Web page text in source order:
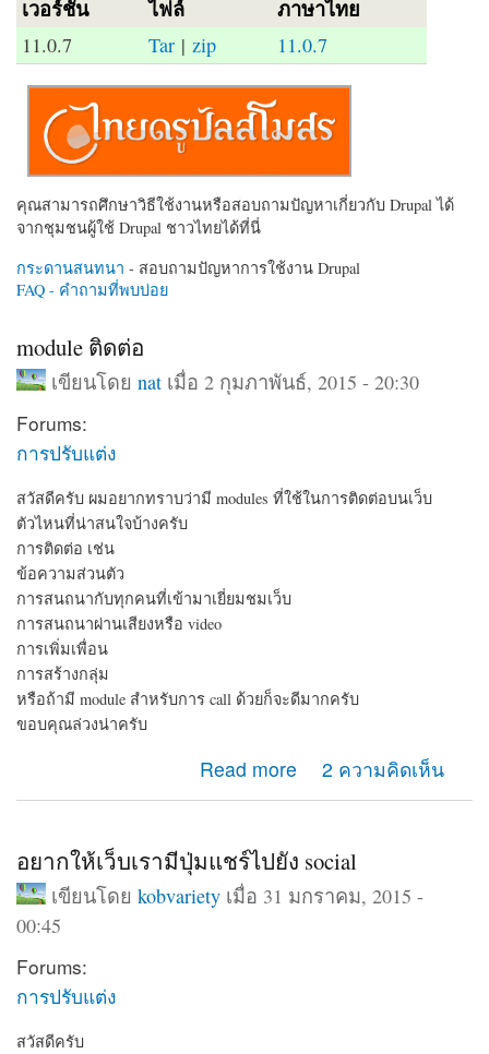
เวอร์ชั่น ไฟล์ ภาษาไทย
11.0.7 Tar | zip 11.0.7
คุณสามารถศึกษาวิธีใช้งานหรือสอบถามปัญหาเกี่ยวกับ Drupal ได้
จากชุมชนผู้ใช้ Drupal ชาวไทยได้ที่นี่
กระดานสนทนา - สอบถามปัญหาการใช้งาน Drupal
FAQ - คำถามที่พบบ่อย
module ติดต่อ
เขียนโดย natเมื่อ 2 กุมภาพันธ์, 2015 - 20:30
Forums:
การปรับแต่ง
สวัสดีครับ ผมอยากทราบว่ามี modules ที่ใช้ในการติดต่อบนเว็บ
ตัวไหนที่น่าสนใจบ้างครับ
การติดต่อ เช่น
ข้อความส่วนตัว
การสนถนากับทุกคนที่เข้ามาเยี่ยมชมเว็บ
การสนถนาผ่านเสียงหรือ video
การเพิ่มเพื่อน
การสร้างกลุ่ม
หรือถ้ามี module สำหรับการ call ด้วยก็จะดีมากครับ
ขอบคุณล่วงน่าครับ
Read more 2 ความคิดเห็น
อยากให้เว็บเรามีปุ่มแชร์ไปยัง social
เขียนโดย kobvarietyเมื่อ 31 มกราคม, 2015 -
00:45
Forums:
การปรับแต่ง
สวัสดีครับ